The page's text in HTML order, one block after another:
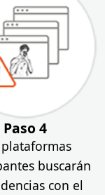
Paso 4
plataformas
buscarán
con el